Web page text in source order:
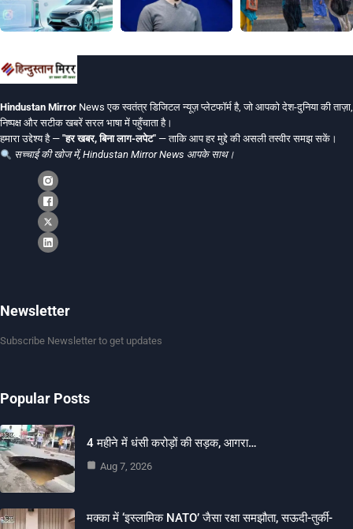
Hindustan Mirror News एक स्वतंत्र डिजिटल न्यूज़ प्लेटफॉर्म है, जो आपको देश-दुनिया की ताज़ा,
निष्पक्ष और सटीक खबरें सरल भाषा में पहुँचाता है।
हमारा उद्देश्य है — "हर खबर, बिना लाग-लपेट" — ताकि आप हर मुद्दे की असली तस्वीर समझ सकें।
सच्चाई की खोज में, Hindustan Mirror News आपके साथ।
Newsletter
Subscribe Newsletter to get updates
Popular Posts
4 महीने में धंसी करोड़ों की सड़क, आगरा…
Aug 7, 2026
मक्का में ‘इस्लामिक NATO’ जैसा रक्षा समझौता, सऊदी-तुर्की-